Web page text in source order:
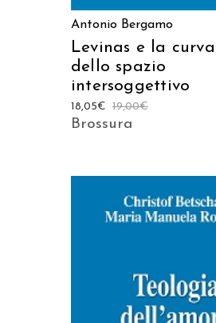
Antonio Bergamo
Levinas e la
dello spazio
intersoggettivo
19,00€
18,05€
Brossura